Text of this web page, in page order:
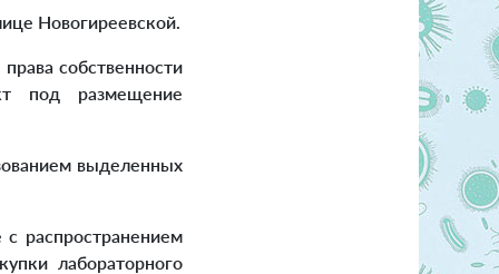
Новогиреевской.
собственности
под размещение
выделенных
распространением
лабораторного